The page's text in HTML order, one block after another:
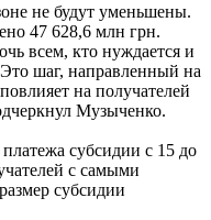
не будут уменьшены.
47 628,6 млн грн.
всем, кто нуждается и
шаг, направленный на
на получателей
Музыченко.
субсидии с 15 до
с самыми
субсидии